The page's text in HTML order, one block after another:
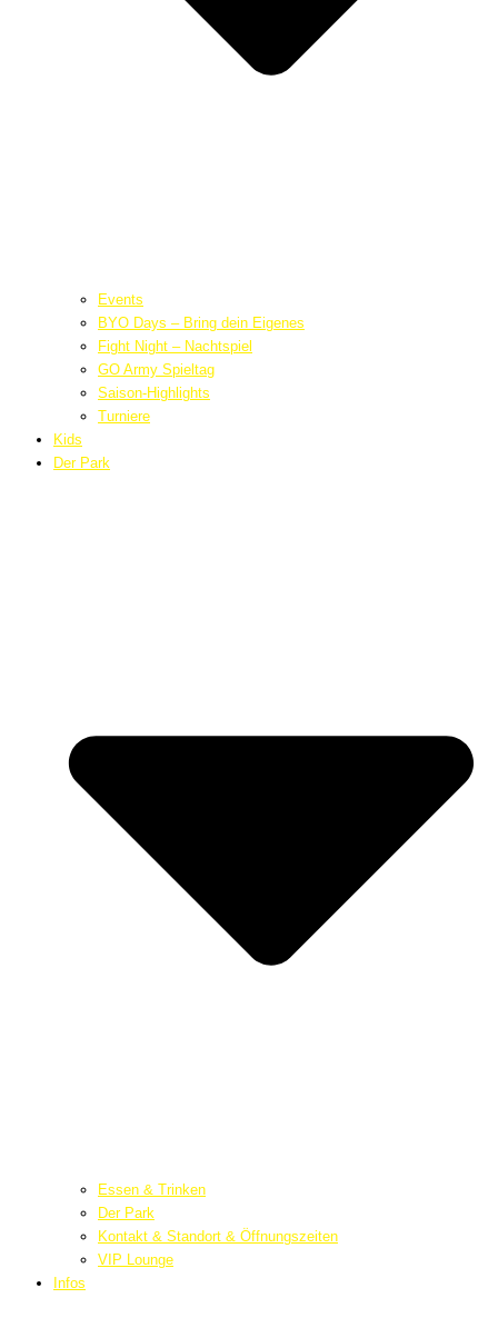
Events
BYO Days – Bring dein Eigenes
Fight Night – Nachtspiel
GO Army Spieltag
Saison-Highlights
Turniere
Kids
Der Park
Essen & Trinken
Der Park
Kontakt & Standort & Öffnungszeiten
VIP Lounge
Infos